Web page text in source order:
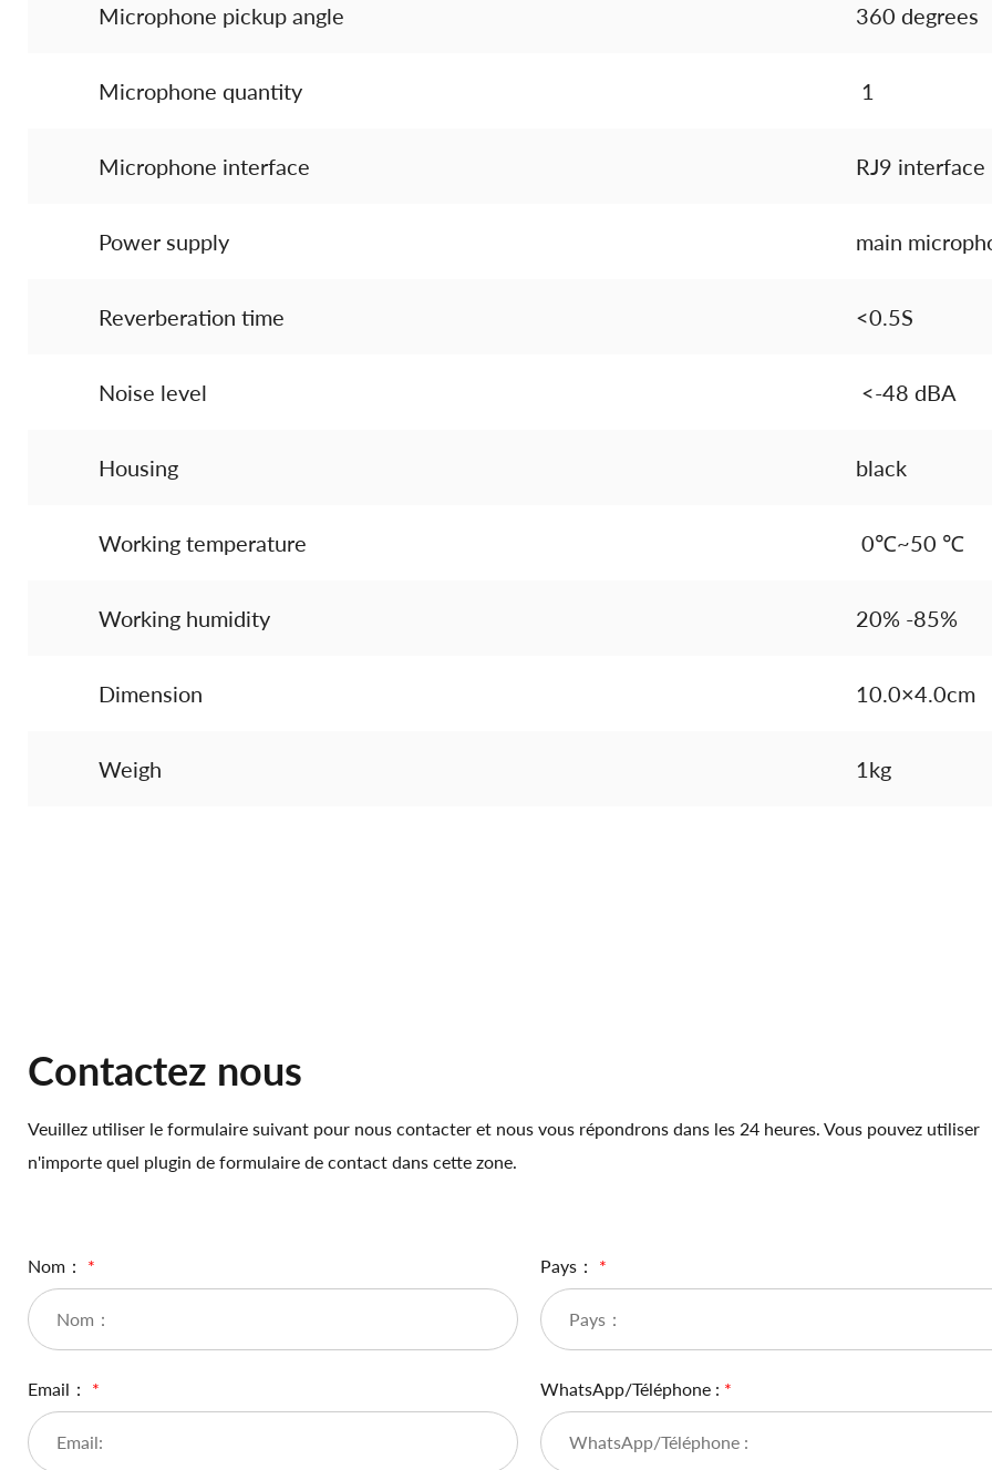
Microphone pickup angle 360 degrees
Microphone quantity 1
Microphone interface RJ9 interface
Power supply main
Reverberation time <0.5S
Noise level <-48 dBA
Housing black
Working temperature 0℃~50 ℃
Working humidity 20% -85%
Dimension 10.0×4.0cm
Weigh 1kg
Contactez nous
Veuillez utiliser le formulaire suivant pour nous contacter et nous vous répondrons dans les 24 heures. Vous pouvez utiliser
n'importe quel plugin de formulaire de contact dans cette zone.
Nom： * Pays： *
Email： * WhatsApp/Téléphone : *